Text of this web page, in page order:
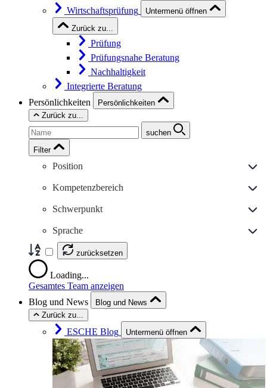
Wirtschaftsprüfung
Untermenü öffnen
Zurück zu...
Prüfung
Prüfungsnahe Beratung
Nachhaltigkeit
Integrierte Beratung
Persönlichkeiten
Persönlichkeiten
Zurück zu...
suchen
Filter
Position
Kompetenzbereich
Schwerpunkt
Sprache
zurücksetzen
Loading...
Gesamtes Team anzeigen
Blog und News
Blog und News
Zurück zu...
ESCHE Blog Untermenü öffnen